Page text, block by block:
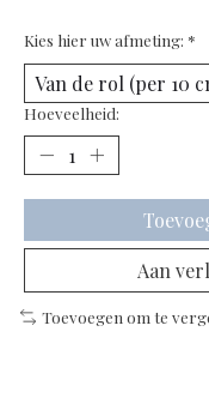
Kies hier uw afmeting: *
Hoeveelheid:
Aan
Toevoegen om te